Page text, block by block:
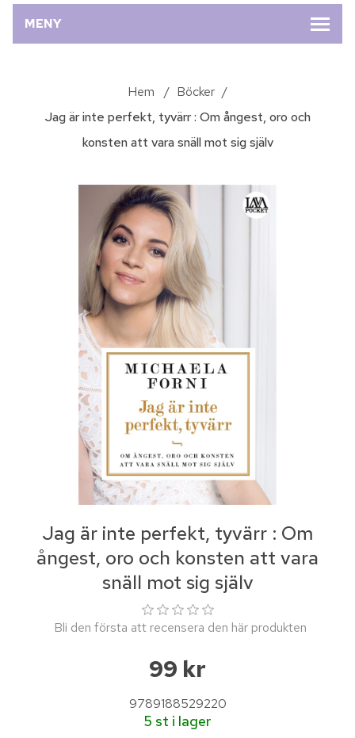
MENY
Hem / Böcker /
Jag är inte perfekt, tyvärr : Om ångest, oro och
konsten att vara snäll mot sig själv
Jag är inte perfekt, tyvärr : Om
ångest, oro och konsten att vara
snäll mot sig själv
Bli den första att recensera den här produkten
99 kr
9789188529220
5 st i lager